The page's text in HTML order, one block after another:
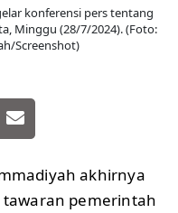
konferensi pers tentang
Minggu (28/7/2024). (Foto:
Screenshot)
akhirnya
pemerintah